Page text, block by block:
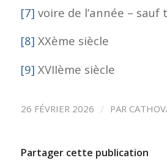
[7] voire de l’année – sauf
[8] XXème siècle
[9] XVIIème siècle
26 FÉVRIER 2026 / PAR
Partager cette publication